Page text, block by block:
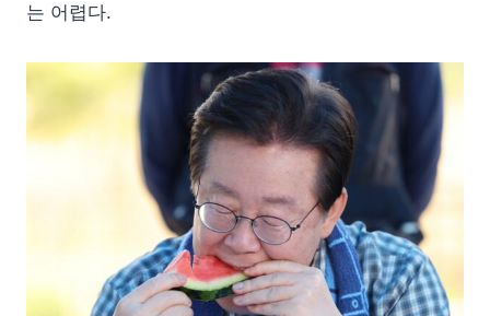
는 어렵다.